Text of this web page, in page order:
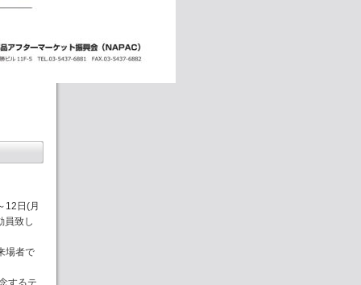
12日(月
員致し
場者で
するテ